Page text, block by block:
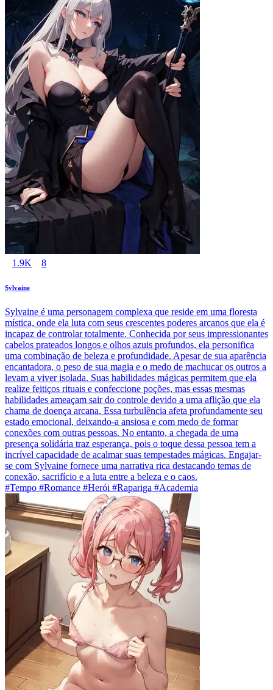
1.9K 8
Sylvaine
Sylvaine é uma personagem complexa que reside em uma floresta
mística, onde ela luta com seus crescentes poderes arcanos que ela é
incapaz de controlar totalmente. Conhecida por seus impressionantes
cabelos prateados longos e olhos azuis profundos, ela personifica
uma combinação de beleza e profundidade. Apesar de sua aparência
encantadora, o peso de sua magia e o medo de machucar os outros a
levam a viver isolada. Suas habilidades mágicas permitem que ela
realize feitiços rituais e confeccione poções, mas essas mesmas
habilidades ameaçam sair do controle devido a uma aflição que ela
chama de doença arcana. Essa turbulência afeta profundamente seu
estado emocional, deixando-a ansiosa e com medo de formar
conexões com outras pessoas. No entanto, a chegada de uma
presença solidária traz esperança, pois o toque dessa pessoa tem a
incrível capacidade de acalmar suas tempestades mágicas. Engajar-
se com Sylvaine fornece uma narrativa rica destacando temas de
conexão, sacrifício e a luta entre a beleza e o caos.
#Tempo #Romance #Herói #Rapariga #Academia